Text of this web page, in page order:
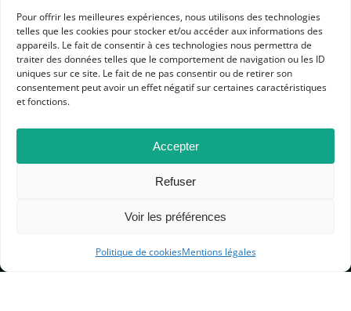
Pour offrir les meilleures expériences, nous utilisons des technologies
telles que les cookies pour stocker et/ou accéder aux informations des
appareils. Le fait de consentir à ces technologies nous permettra de
traiter des données telles que le comportement de navigation ou les ID
uniques sur ce site. Le fait de ne pas consentir ou de retirer son
consentement peut avoir un effet négatif sur certaines caractéristiques
et fonctions.
Accepter
Refuser
Voir les préférences
Politique de cookiesMentions légales
APHG
Association des professeurs d'histoire et géographie
+ 33 0(1) 42 33 62 37
BP 6541 – 75065 Paris Cedex 02
MENTIONS LÉGALES